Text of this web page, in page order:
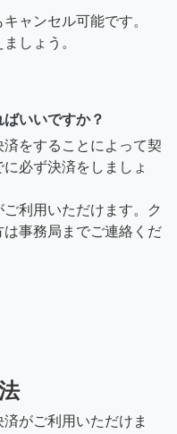
ャンセル可能です。
しょう。
いいですか？
をすることによって契
必ず決済をしましょ
利用いただけます。ク
事務局までご連絡くだ
がご利用いただけま